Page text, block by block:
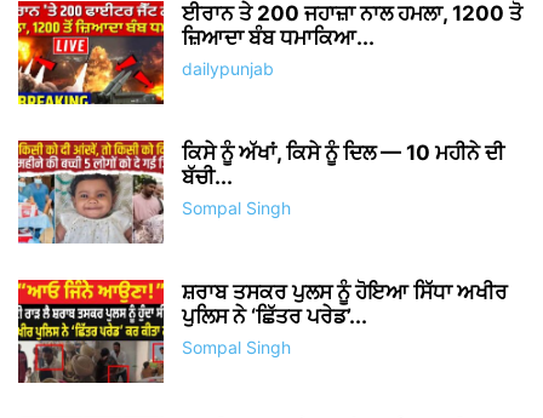
ਈਰਾਨ ਤੇ 200 ਜਹਾਜ਼ਾ ਨਾਲ ਹਮਲਾ, 1200 ਤੋ
ਜ਼ਿਆਦਾ ਬੰਬ ਧਮਾਕਿਆ...
dailypunjab
ਕਿਸੇ ਨੂੰ ਅੱਖਾਂ, ਕਿਸੇ ਨੂੰ ਦਿਲ — 10 ਮਹੀਨੇ ਦੀ
ਬੱਚੀ...
Sompal Singh
ਸ਼ਰਾਬ ਤਸਕਰ ਪੁਲਸ ਨੂੰ ਹੋਇਆ ਸਿੱਧਾ ਅਖੀਰ
ਪੁਲਿਸ ਨੇ ‘ਛਿੱਤਰ ਪਰੇਡ’...
Sompal Singh